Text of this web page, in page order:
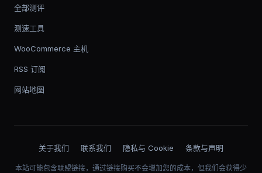
全部测评
测速工具
WooCommerce 主机
RSS 订阅
网站地图
关于我们 联系我们 隐私与 Cookie 条款与声明
本站可能包含联盟链接，通过链接购买不会增加您的成本，但我们会获得少